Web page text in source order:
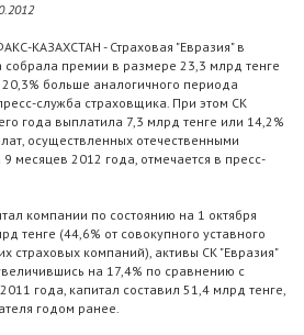
КАЗАХСТАН - Страховая "Евразия" в
собрала премии в размере 23,3 млрд тенге
больше аналогичного периода
служба страховщика. При этом СК
года выплатила 7,3 млрд тенге или 14,2%
осуществленных отечественными
месяцев 2012 года, отмечается в пресс-
компании по состоянию на 1 октября
тенге (44,6% от совокупного уставного
страховых компаний), активы СК "Евразия"
на 17,4% по сравнению с
года, капитал составил 51,4 млрд тенге,
годом ранее.